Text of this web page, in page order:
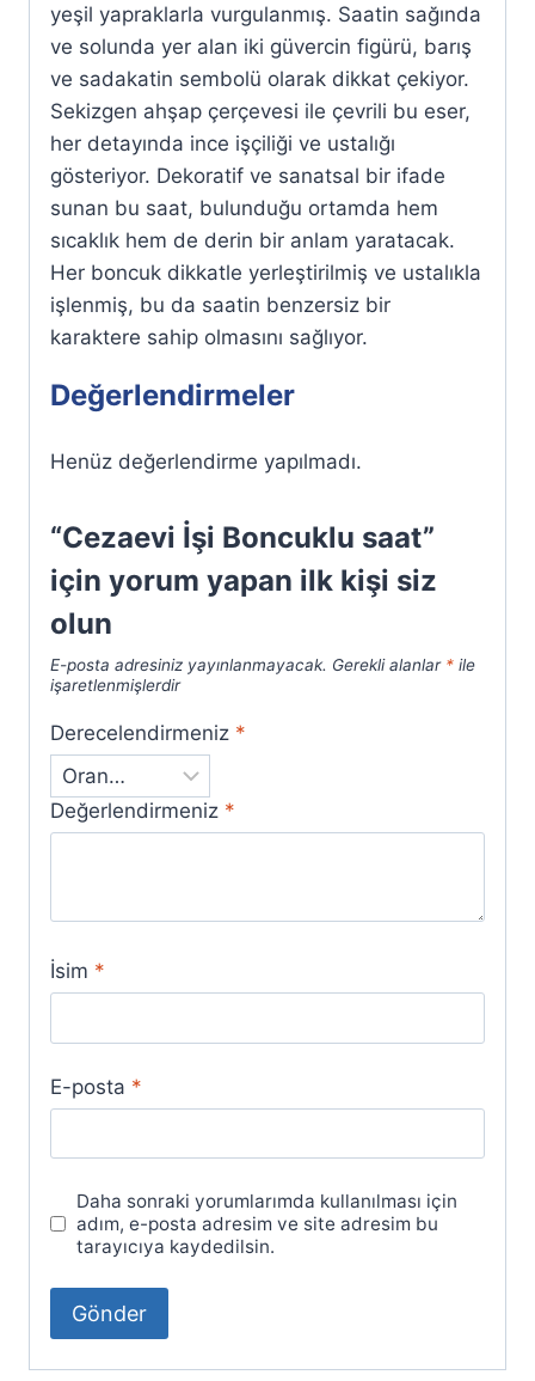
yeşil yapraklarla vurgulanmış. Saatin sağında
ve solunda yer alan iki güvercin figürü, barış
ve sadakatin sembolü olarak dikkat çekiyor.
Sekizgen ahşap çerçevesi ile çevrili bu eser,
her detayında ince işçiliği ve ustalığı
gösteriyor. Dekoratif ve sanatsal bir ifade
sunan bu saat, bulunduğu ortamda hem
sıcaklık hem de derin bir anlam yaratacak.
Her boncuk dikkatle yerleştirilmiş ve ustalıkla
işlenmiş, bu da saatin benzersiz bir
karaktere sahip olmasını sağlıyor.
Değerlendirmeler
Henüz değerlendirme yapılmadı.
“Cezaevi İşi Boncuklu saat”
için yorum yapan ilk kişi siz
olun
E-posta adresiniz yayınlanmayacak. Gerekli alanlar * ile
işaretlenmişlerdir
Derecelendirmeniz *
Değerlendirmeniz *
İsim *
E-posta *
Daha sonraki yorumlarımda kullanılması için
adım, e-posta adresim ve site adresim bu
tarayıcıya kaydedilsin.